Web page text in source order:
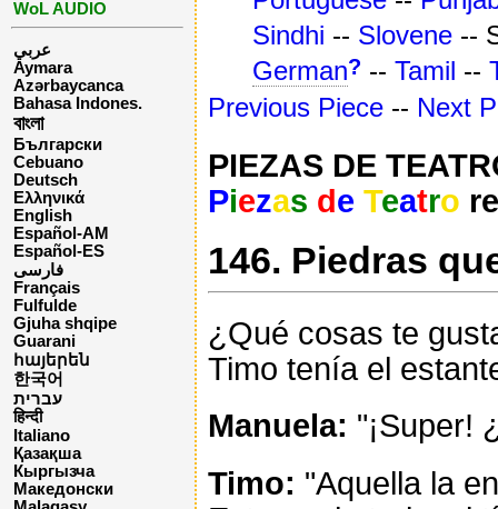
WoL AUDIO
عربي
Aymara
Azərbaycanca
Bahasa Indones.
বাংলা
Български
Cebuano
Deutsch
Ελληνικά
English
Español-AM
Español-ES
فارسی
Français
Fulfulde
Gjuha shqipe
Guarani
հայերեն
한국어
עברית
हिन्दी
Italiano
Қазақша
Кыргызча
Македонски
Sindhi -- Slovene --
German? -- Tamil --
Previous Piece -- Next
PIEZAS DE
Piezas de Teatro
146. Piedras
¿Qué cosas te
Timo tenía el
Manuela: "¡Super!
Timo: "Aquella la